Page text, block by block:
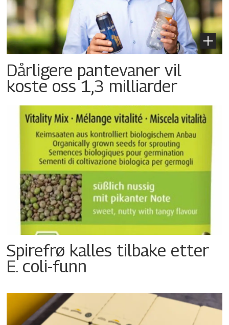
Dårligere pantevaner vil
koste oss 1,3 milliarder
Spirefrø kalles tilbake etter
E. coli-funn